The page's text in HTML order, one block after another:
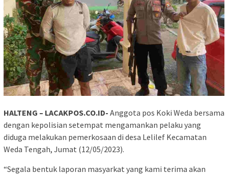
HALTENG – LACAKPOS.CO.ID- Anggota pos Koki Weda bersama
dengan kepolisian setempat mengamankan pelaku yang
diduga melakukan pemerkosaan di desa Lelilef Kecamatan
Weda Tengah, Jumat (12/05/2023).
“Segala bentuk laporan masyarkat yang kami terima akan